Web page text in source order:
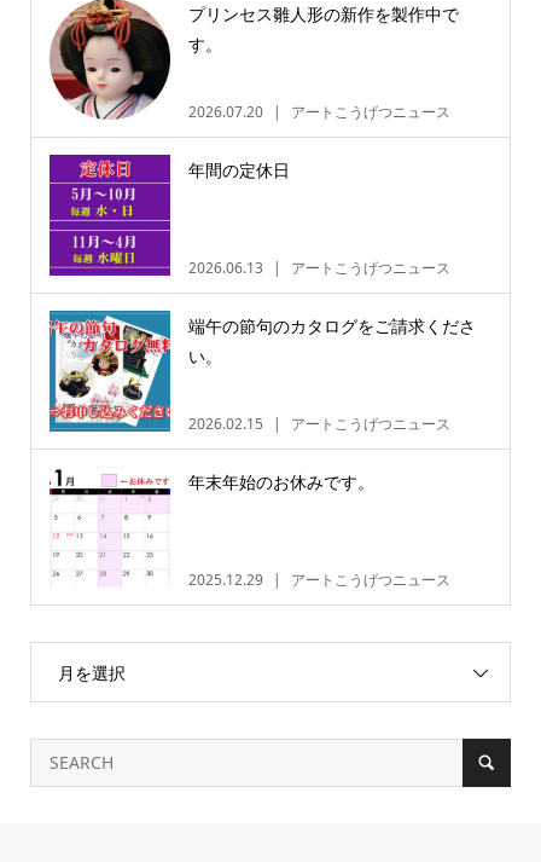
プリンセス雛人形の新作を製作中で
す。
2026.07.20 アートこうげつニュース
年間の定休日
2026.06.13 アートこうげつニュース
端午の節句のカタログをご請求くださ
い。
2026.02.15 アートこうげつニュース
年末年始のお休みです。
2025.12.29 アートこうげつニュース
月を選択